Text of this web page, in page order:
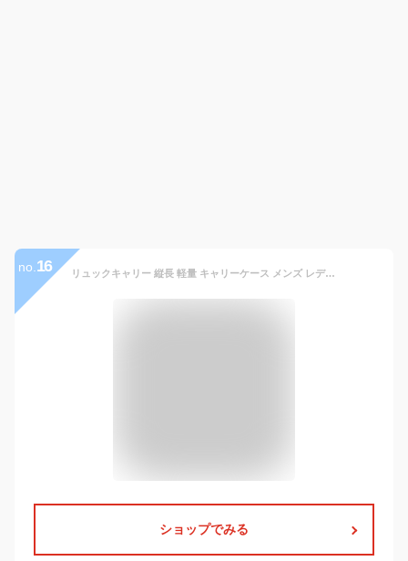
no. 16 リュックキャリー 縦長 軽量 キャリーケース メンズ レディース リュック スーツケース キャリーバッグ リュックキャリー付き 防災 おしゃれ 旅行 ソフトタイプ 女性 男性 通勤 通学 旅行 女性 男性 出張 1泊 日帰り旅行 海外旅行 防水 30l 大容量 5219 SAXON サクソン
ショップでみる